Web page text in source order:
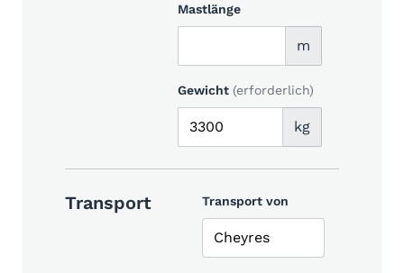
Mastlänge
m
Gewicht (erforderlich)
kg
Transport Transport von